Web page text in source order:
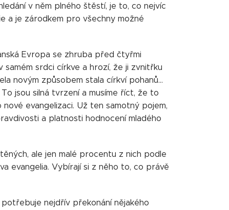
v něm plného štěstí, je to, co nejvíc
a je zárodkem pro všechny možné
Evropa se zhruba před čtyřmi
srdci církve a hrozí, že ji zvnitřku
novým způsobem stala církví pohanů...
jsou silná tvrzení a musíme říct, že to
evangelizaci. Už ten samotný pojem,
a platnosti hodnocení mladého
ale jen malé procentu z nich podle
evangelia. Vybírají si z něho to, co právě
nejdřív překonání nějakého